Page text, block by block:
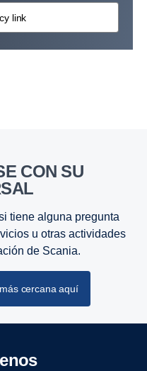
link
tiene alguna pregunta
u otras actividades
de Scania.
cercana aquí